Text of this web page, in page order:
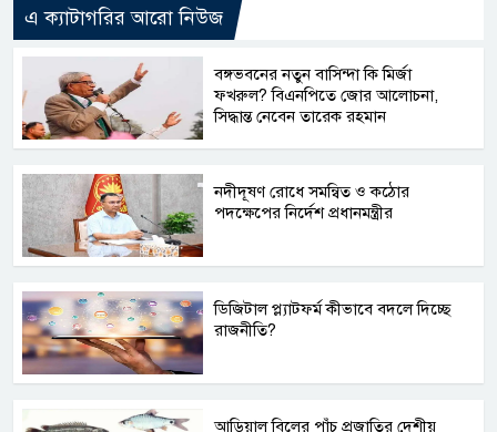
এ ক্যাটাগরির আরো নিউজ
বঙ্গভবনের নতুন বাসিন্দা কি মির্জা
ফখরুল? বিএনপিতে জোর আলোচনা,
সিদ্ধান্ত নেবেন তারেক রহমান
নদীদূষণ রোধে সমন্বিত ও কঠোর
পদক্ষেপের নির্দেশ প্রধানমন্ত্রীর
ডিজিটাল প্ল্যাটফর্ম কীভাবে বদলে দিচ্ছে
রাজনীতি?
আড়িয়াল বিলের পাঁচ প্রজাতির দেশীয়